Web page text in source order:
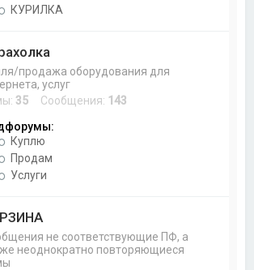
КУРИЛКА
продажа оборудования для
услуг
35 Сообщения: 143
Куплю
Продам
Услуги
не соответствующие ПФ, а
неоднократно повторяющиеся